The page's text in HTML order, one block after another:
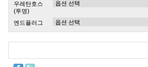
우레탄호스
(투명)
엔드플러그